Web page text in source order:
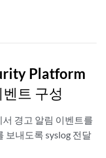
Platform
트 구성
경고 알림 이벤트를
보내도록 syslog 전달